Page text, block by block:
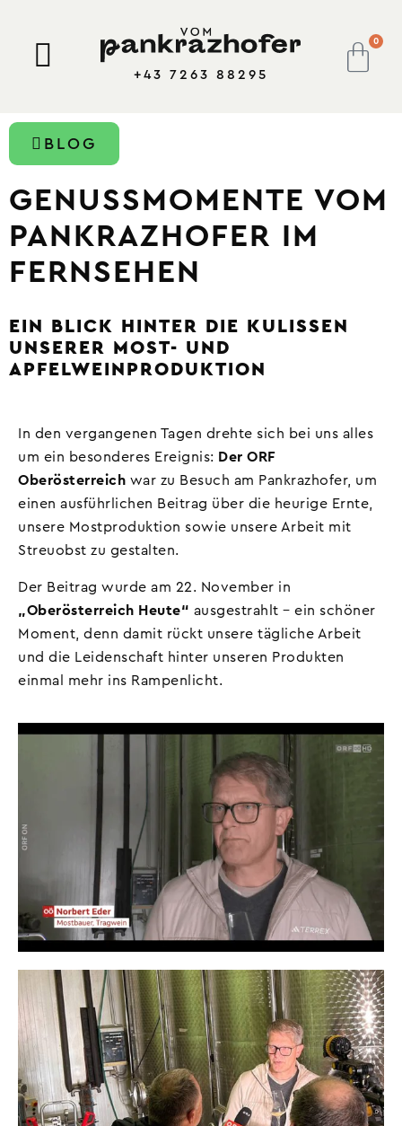
+43 7263 88295
0
BLOG
GENUSSMOMENTE VOM
PANKRAZHOFER IM
FERNSEHEN
EIN BLICK HINTER DIE KULISSEN
UNSERER MOST- UND
APFELWEINPRODUKTION
In den vergangenen Tagen drehte sich bei uns alles
um ein besonderes Ereignis: Der ORF
Oberösterreich war zu Besuch am Pankrazhofer, um
einen ausführlichen Beitrag über die heurige Ernte,
unsere Mostproduktion sowie unsere Arbeit mit
Streuobst zu gestalten.
Der Beitrag wurde am 22. November in
„Oberösterreich Heute“ ausgestrahlt – ein schöner
Moment, denn damit rückt unsere tägliche Arbeit
und die Leidenschaft hinter unseren Produkten
einmal mehr ins Rampenlicht.